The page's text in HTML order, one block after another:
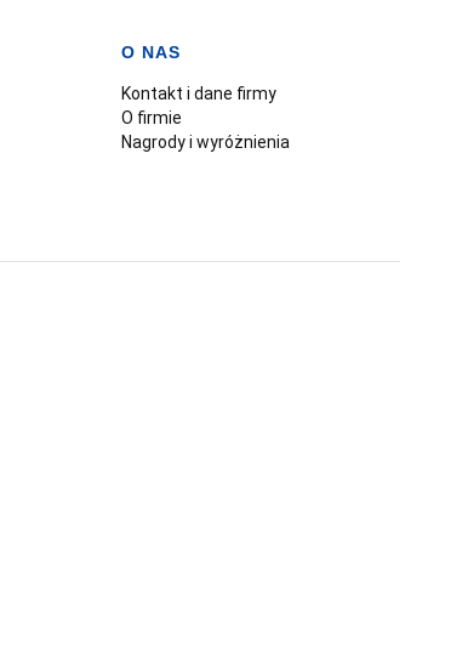
O NAS
Kontakt i dane firmy
O firmie
Nagrody i wyróżnienia